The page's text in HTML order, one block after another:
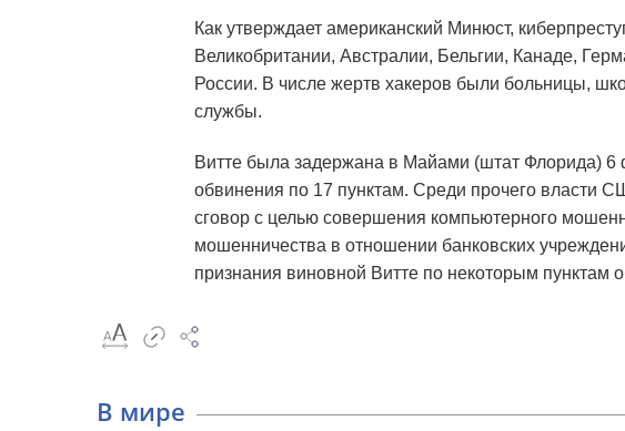
Как утверждает американский Минюст,
Великобритании, Австралии, Бельгии, Канаде,
России. В числе жертв хакеров были больницы,
службы.
Витте была задержана в Майами (штат Флорида)
обвинения по 17 пунктам. Среди прочего власти
сговор с целью совершения компьютерного
мошенничества в отношении банковских
признания виновной Витте по некоторым пунктам
В мире